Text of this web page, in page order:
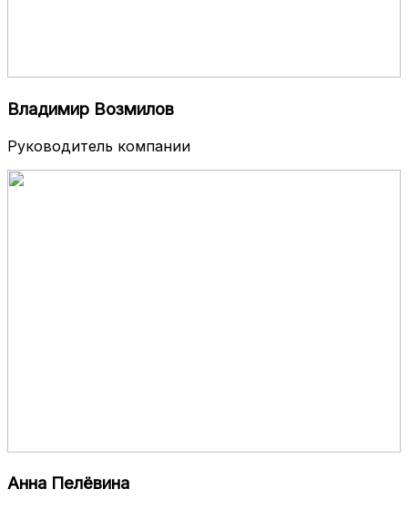
Владимир Возмилов
Руководитель компании
Анна Пелёвина